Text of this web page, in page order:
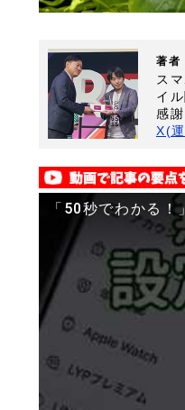
著者
ス
イ
感
X(
「50秒でわかる